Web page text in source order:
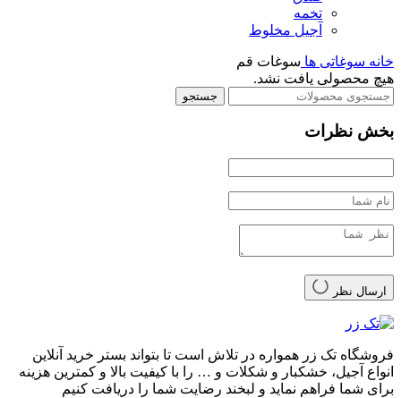
تخمه
آجیل مخلوط
خانه سوغاتی ها سوغات قم
هیچ محصولی یافت نشد.
جستجو
بخش نظرات
ارسال نظر
فروشگاه تک زر همواره در تلاش است تا بتواند بستر خرید آنلاین
انواع آجیل، خشکبار و شکلات و … را با کیفیت بالا و کمترین هزینه
برای شما فراهم نماید و لبخند رضایت شما را دریافت کنیم